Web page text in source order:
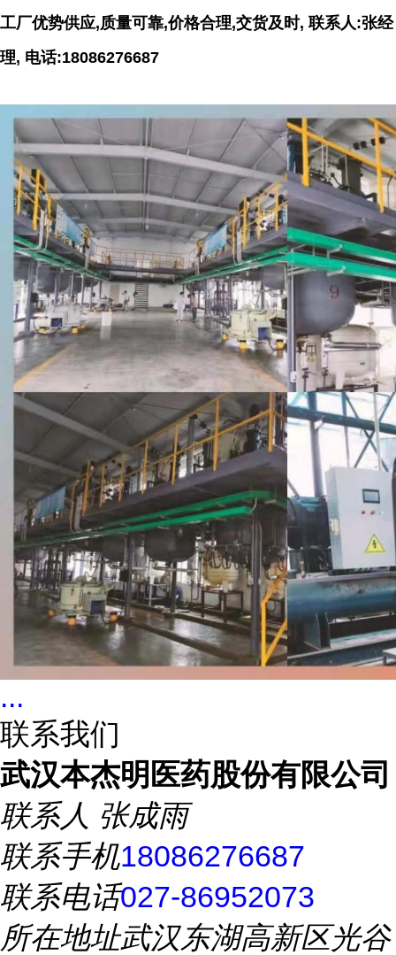
工厂优势供应,质量可靠,价格合理,交货及时, 联系人:张经
理, 电话:18086276687
...
联系我们
武汉本杰明医药股份有限公司
联系人 张成雨
联系手机18086276687
联系电话027-86952073
所在地址武汉东湖高新区光谷